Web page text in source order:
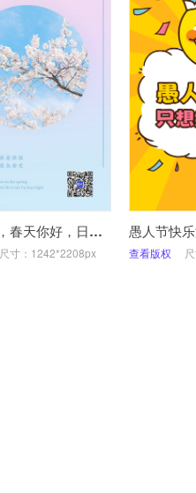
三月你好，春天你好，日签，正能量
尺寸：1242*2208px
愚人节快
查看版权